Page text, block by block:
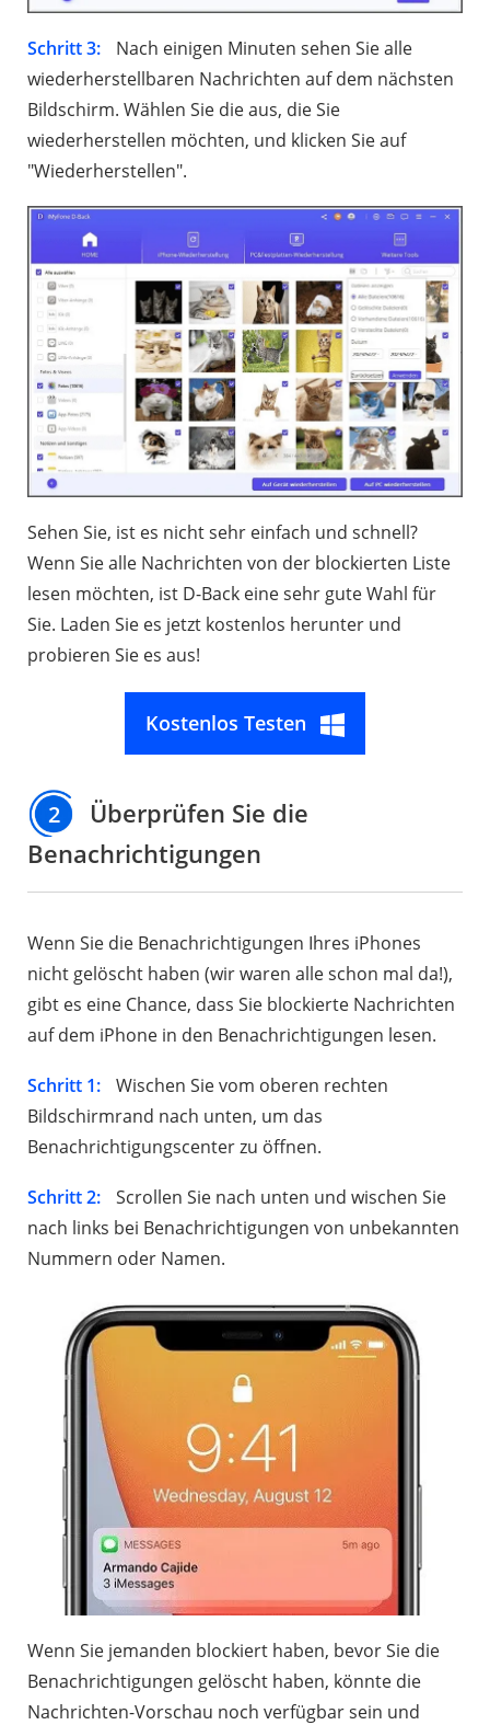
Schritt 3:
Nach einigen Minuten sehen Sie alle
wiederherstellbaren Nachrichten auf dem nächsten
Bildschirm. Wählen Sie die aus, die Sie
wiederherstellen möchten, und klicken Sie auf
"Wiederherstellen".
Sehen Sie, ist es nicht sehr einfach und schnell?
Wenn Sie alle Nachrichten von der blockierten Liste
lesen möchten, ist D-Back eine sehr gute Wahl für
Sie. Laden Sie es jetzt kostenlos herunter und
probieren Sie es aus!
Kostenlos Testen
2
Überprüfen Sie die
Benachrichtigungen
Wenn Sie die Benachrichtigungen Ihres iPhones
nicht gelöscht haben (wir waren alle schon mal da!),
gibt es eine Chance, dass Sie blockierte Nachrichten
auf dem iPhone in den Benachrichtigungen lesen.
Schritt 1:
Wischen Sie vom oberen rechten
Bildschirmrand nach unten, um das
Benachrichtigungscenter zu öffnen.
Schritt 2:
Scrollen Sie nach unten und wischen Sie
nach links bei Benachrichtigungen von unbekannten
Nummern oder Namen.
Wenn Sie jemanden blockiert haben, bevor Sie die
Benachrichtigungen gelöscht haben, könnte die
Nachrichten-Vorschau noch verfügbar sein und